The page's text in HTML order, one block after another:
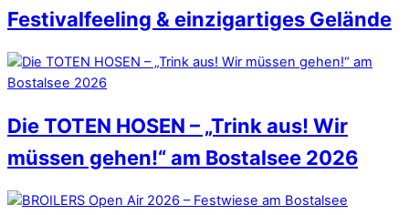
Festivalfeeling & einzigartiges Gelände
Die TOTEN HOSEN – „Trink aus! Wir
müssen gehen!“ am Bostalsee 2026